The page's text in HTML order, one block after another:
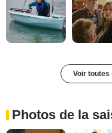
Voir toutes
Photos de la